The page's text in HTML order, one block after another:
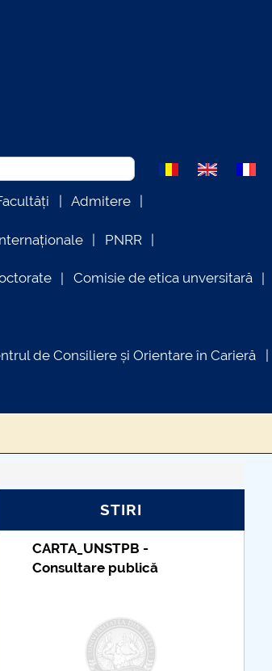
Admitere
PNRR
Comisie de etica unversitară
de Consiliere și Orientare în Carieră
STIRI
Taxe de școlarizare
indexate – Centrul